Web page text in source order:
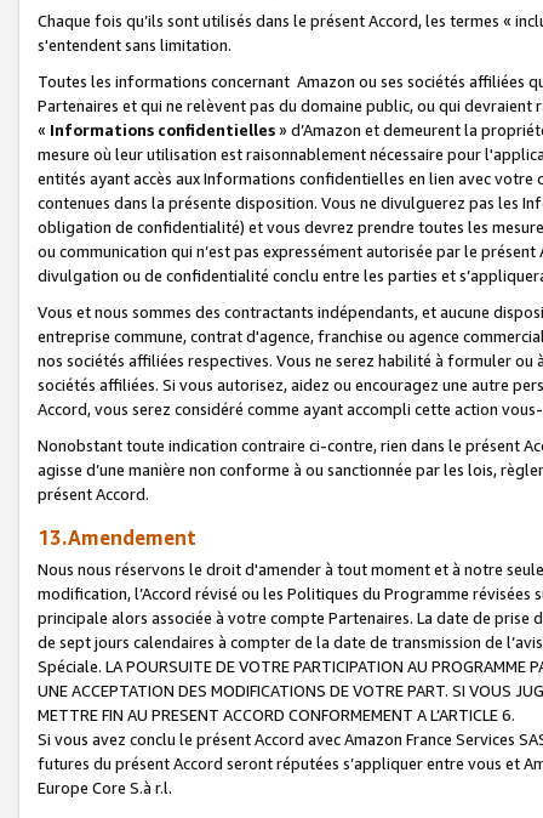
Chaque fois qu’ils sont utilisés dans le présent Accord, les termes «
s'entendent sans limitation.
Toutes les informations concernant Amazon ou ses sociétés affiliées
Partenaires et qui ne relèvent pas du domaine public, ou qui
« Informations confidentielles» d’Amazon et demeurent la
mesure où leur utilisation est raisonnablement nécessaire pour
entités ayant accès aux Informations confidentielles en lien avec
contenues dans la présente disposition. Vous ne divulguerez pas les
obligation de confidentialité) et vous devrez prendre toutes les
ou communication qui n’est pas expressément autorisée par le
divulgation ou de confidentialité conclu entre les parties et
Vous et nous sommes des contractants indépendants, et aucune
entreprise commune, contrat d'agence, franchise ou agence
nos sociétés affiliées respectives. Vous ne serez habilité à formuler
sociétés affiliées. Si vous autorisez, aidez ou encouragez une autre
Accord, vous serez considéré comme ayant accompli cette action
Nonobstant toute indication contraire ci-contre, rien dans le présent
agisse d’une manière non conforme à ou sanctionnée par les lois,
présent Accord.
13.Amendement
Nous nous réservons le droit d'amender à tout moment et à notre
modification, l’Accord révisé ou les Politiques du Programme
principale alors associée à votre compte Partenaires. La date de
de sept jours calendaires à compter de la date de transmission de
Spéciale. LA POURSUITE DE VOTRE PARTICIPATION AU PROGRAMME
UNE ACCEPTATION DES MODIFICATIONS DE VOTRE PART. SI VOUS
METTRE FIN AU PRESENT ACCORD CONFORMEMENT A L’ARTICLE 6.
Si vous avez conclu le présent Accord avec Amazon France Services
futures du présent Accord seront réputées s’appliquer entre vous et
Europe Core S.à r.l.